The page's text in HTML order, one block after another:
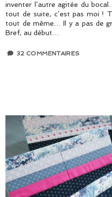
inventer l’autre agitée du
tout de suite, c’est pas moi !
tout de même… Il y a pas de
Bref, au début…
32 COMMENTAIRES